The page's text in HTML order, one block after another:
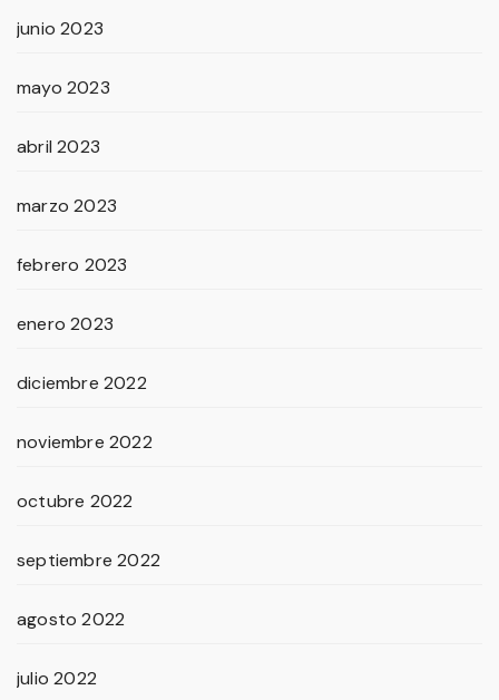
junio 2023
mayo 2023
abril 2023
marzo 2023
febrero 2023
enero 2023
diciembre 2022
noviembre 2022
octubre 2022
septiembre 2022
agosto 2022
julio 2022